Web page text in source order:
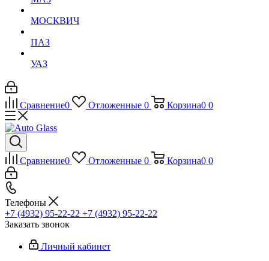
МОСКВИЧ
ПАЗ
УАЗ
Сравнение0 Отложенные 0 Корзина0 0
Сравнение0 Отложенные 0 Корзина0 0
Телефоны
+7 (4932) 95-22-22 +7 (4932) 95-22-22
Заказать звонок
Личный кабинет